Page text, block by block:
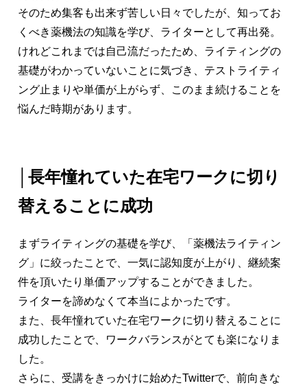
そのため集客も出来ず苦しい日々でしたが、知ってお
くべき薬機法の知識を学び、ライターとして再出発。
けれどこれまでは自己流だったため、ライティングの
基礎がわかっていないことに気づき、テストライティ
ング止まりや単価が上がらず、このまま続けることを
悩んだ時期があります。
長年憧れていた在宅ワークに切り
替えることに成功
まずライティングの基礎を学び、「薬機法ライティン
グ」に絞ったことで、一気に認知度が上がり、継続案
件を頂いたり単価アップすることができました。
ライターを諦めなくて本当によかったです。
また、長年憧れていた在宅ワークに切り替えることに
成功したことで、ワークバランスがとても楽になりま
した。
さらに、受講をきっかけに始めたTwitterで、前向きな